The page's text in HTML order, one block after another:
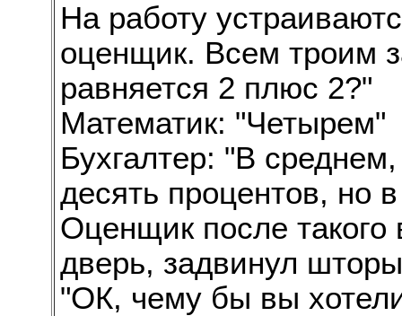
На работу
оценщик. Всем троим
равняется 2 плюс 2?"
Математик: "Четырем"
Бухгалтер: "В
десять процентов, но
Оценщик после такого
дверь, задвинул
"ОК, чему бы вы